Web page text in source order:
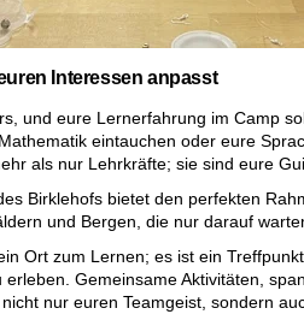
Interessen anpasst
und eure Lernerfahrung im Camp
eintauchen oder eure
als nur Lehrkräfte; sie sind eure
Birklehofs bietet den perfekten
und Bergen, die nur darauf
Ort zum Lernen; es ist ein
Gemeinsame Aktivitäten,
nur euren Teamgeist, sondern